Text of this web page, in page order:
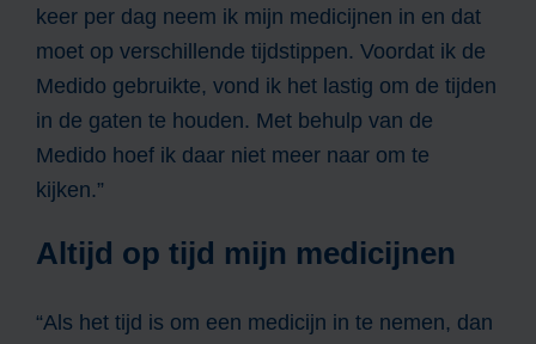
keer per dag neem ik mijn medicijnen in en dat
moet op verschillende tijdstippen. Voordat ik de
Medido gebruikte, vond ik het lastig om de tijden
in de gaten te houden. Met behulp van de
Medido hoef ik daar niet meer naar om te
kijken.”
Altijd op tijd mijn medicijnen
“Als het tijd is om een medicijn in te nemen, dan